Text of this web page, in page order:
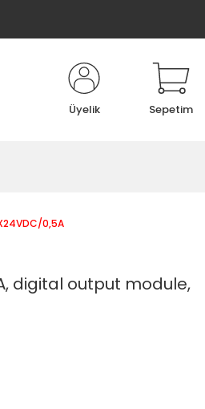
Üyelik Sepetim
0,5A
digital output module,